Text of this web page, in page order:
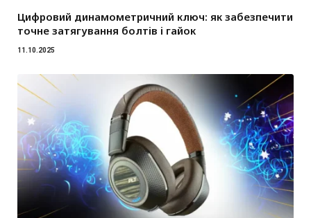
Цифровий динамометричний ключ: як забезпечити
точне затягування болтів і гайок
11.10.2025